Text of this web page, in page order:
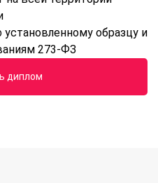
образцу и
273-ФЗ
диплом